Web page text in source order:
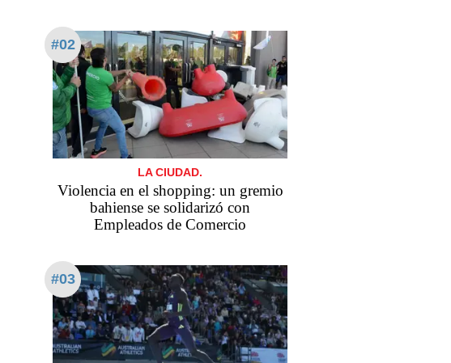
#02
LA CIUDAD.
Violencia en el shopping: un gremio
bahiense se solidarizó con
Empleados de Comercio
#03